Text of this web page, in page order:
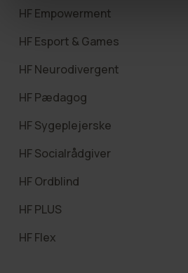
HF Empowerment
HF Esport & Games
HF Neurodivergent
HF Pædagog
HF Sygeplejerske
HF Socialrådgiver
HF Ordblind
HF PLUS
HF Flex